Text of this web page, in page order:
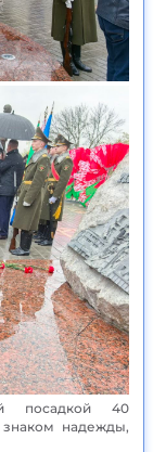
посадкой 40
надежды,